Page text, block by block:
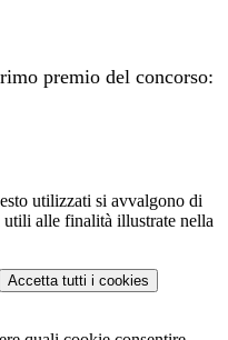
premio del concorso:
utilizzati si avvalgono di
utili alle finalità illustrate nella
Accetta tutti i cookies